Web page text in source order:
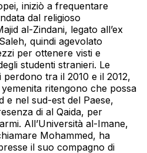
iniziò a frequentare
dal religioso
al-Zindani, legato all’ex
quindi agevolato
per ottenere visti e
studenti stranieri. Le
perdono tra il 2010 e il 2012,
ritengono che possa
e nel sud-est del Paese,
di al Qaida, per
All’Università al-Imane,
Mohammed, ha
il suo compagno di